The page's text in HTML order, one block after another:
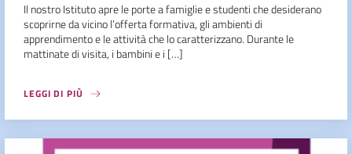
Il nostro Istituto apre le porte a famiglie e studenti che desiderano
scoprirne da vicino l’offerta formativa, gli ambienti di
apprendimento e le attività che lo caratterizzano. Durante le
mattinate di visita, i bambini e i […]
LEGGI DI PIÙ